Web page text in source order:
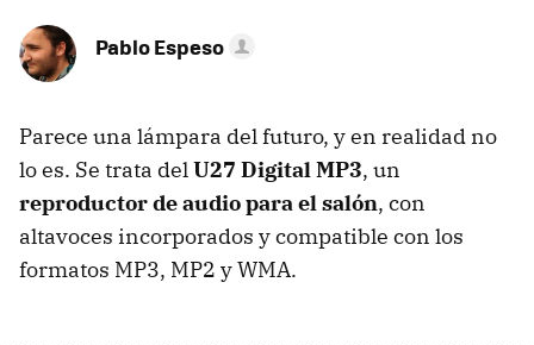
Pablo Espeso
Parece una lámpara del futuro, y en realidad no
lo es. Se trata delU27 Digital MP3, un
reproductor de audio para el salón, con
altavoces incorporados y compatible con los
formatos MP3, MP2 y WMA.